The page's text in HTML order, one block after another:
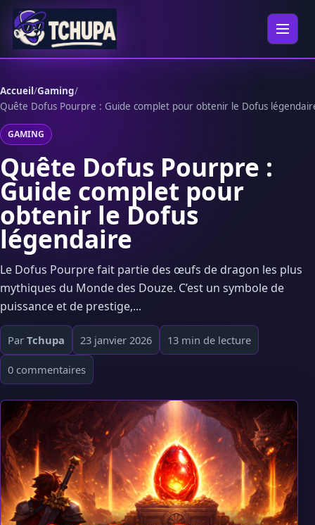
Aller au contenu
Ouvrir
Accueil/Gaming/
Quête Dofus Pourpre : Guide complet pour obtenir le Dofus
GAMING
Quête Dofus Pourpre :
Guide complet pour
obtenir le Dofus
légendaire
Le Dofus Pourpre fait partie des œufs de dragon les plus
mythiques du Monde des Douze. C’est un symbole de
puissance et de prestige,...
Par Tchupa 23 janvier 2026 13 min de lecture
0 commentaires